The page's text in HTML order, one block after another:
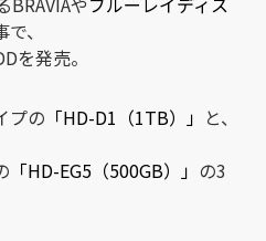
、
を発売。
プの 「HD-D1（1TB）」 と、
「HD-EG5（500GB）」 の3